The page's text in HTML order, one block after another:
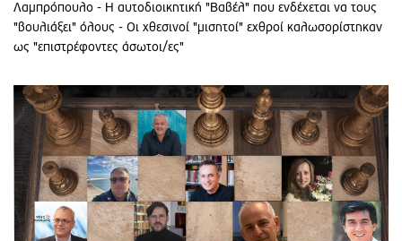
Λαμπρόπουλο - Η αυτοδιοικητική "Βαβέλ" που ενδέχεται να τους
"βουλιάξει" όλους - Οι χθεσινοί "μισητοί" εχθροί καλωσορίστηκαν
ως "επιστρέφοντες άσωτοι/ες"